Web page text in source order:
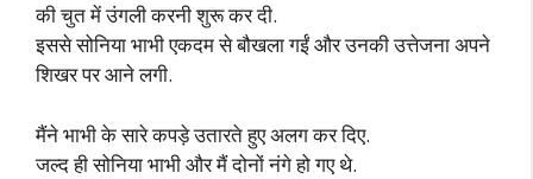
की चुत में उंगली करनी शुरू कर दी.
इससे सोनिया भाभी एकदम से बौखला गईं और उनकी उत्तेजना अपने
शिखर पर आने लगी.
मैंने भाभी के सारे कपड़े उतारते हुए अलग कर दिए.
जल्द ही सोनिया भाभी और मैं दोनों नंगे हो गए थे.